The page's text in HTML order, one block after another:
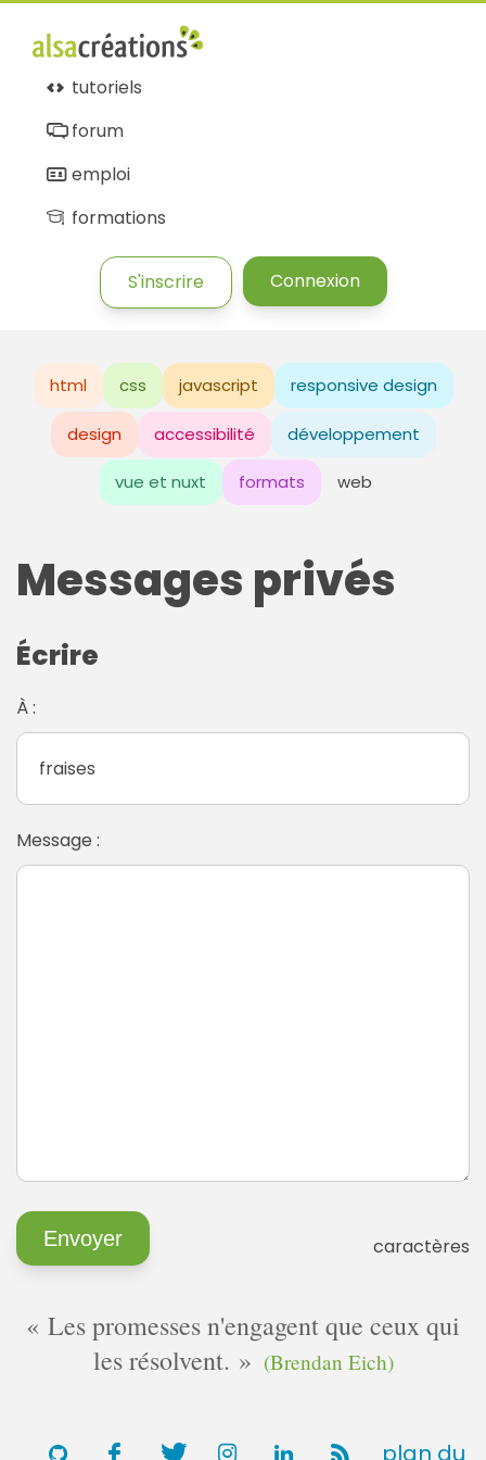
tutoriels
forum
emploi
formations
S'inscrire Connexion
html css javascript responsive design
design accessibilité développement
vue et nuxt formats web
Messages privés
Écrire
À :
Message :
caractères
Les promesses n'engagent que ceux qui
les résolvent.
(Brendan Eich)
plan du